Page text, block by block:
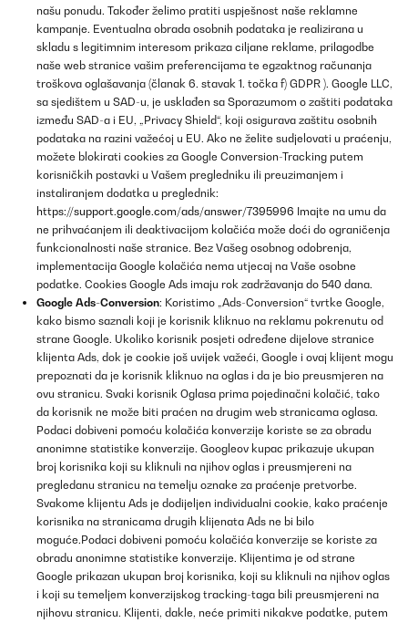
našu ponudu. Također želimo pratiti uspješnost naše reklamne
kampanje. Eventualna obrada osobnih podataka je realizirana u
skladu s legitimnim interesom prikaza ciljane reklame, prilagodbe
naše web stranice vašim preferencijama te egzaktnog računanja
troškova oglašavanja (članak 6. stavak 1. točka f) GDPR ). Google LLC,
sa sjedištem u SAD-u, je usklađen sa Sporazumom o zaštiti podataka
između SAD-a i EU, „Privacy Shield“, koji osigurava zaštitu osobnih
podataka na razini važećoj u EU. Ako ne želite sudjelovati u praćenju,
možete blokirati cookies za Google Conversion-Tracking putem
korisničkih postavki u Vašem pregledniku ili preuzimanjem i
instaliranjem dodatka u preglednik:
https://support.google.com/ads/answer/7395996 Imajte na umu da
ne prihvaćanjem ili deaktivacijom kolačića može doći do ograničenja
funkcionalnosti naše stranice. Bez Vašeg osobnog odobrenja,
implementacija Google kolačića nema utjecaj na Vaše osobne
podatke. Cookies Google Ads imaju rok zadržavanja do 540 dana.
Google Ads-Conversion: Koristimo „Ads-Conversion“ tvrtke Google,
kako bismo saznali koji je korisnik kliknuo na reklamu pokrenutu od
strane Google. Ukoliko korisnik posjeti određene dijelove stranice
klijenta Ads, dok je cookie još uvijek važeći, Google i ovaj klijent mogu
prepoznati da je korisnik kliknuo na oglas i da je bio preusmjeren na
ovu stranicu. Svaki korisnik Oglasa prima pojedinačni kolačić, tako
da korisnik ne može biti praćen na drugim web stranicama oglasa.
Podaci dobiveni pomoću kolačića konverzije koriste se za obradu
anonimne statistike konverzije. Googleov kupac prikazuje ukupan
broj korisnika koji su kliknuli na njihov oglas i preusmjereni na
pregledanu stranicu na temelju oznake za praćenje pretvorbe.
Svakome klijentu Ads je dodijeljen individualni cookie, kako praćenje
korisnika na stranicama drugih klijenata Ads ne bi bilo
moguće.Podaci dobiveni pomoću kolačića konverzije se koriste za
obradu anonimne statistike konverzije. Klijentima je od strane
Google prikazan ukupan broj korisnika, koji su kliknuli na njihov oglas
i koji su temeljem konverzijskog tracking-taga bili preusmjereni na
njihovu stranicu. Klijenti, dakle, neće primiti nikakve podatke, putem